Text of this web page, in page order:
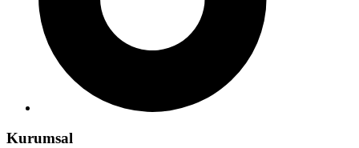
Kurumsal